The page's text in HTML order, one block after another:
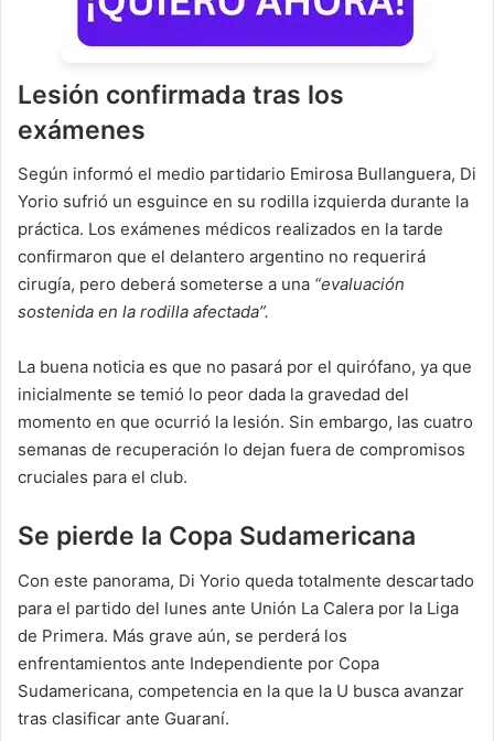
Lesión confirmada tras los
exámenes
Según informó el medio partidario Emirosa Bullanguera, Di
Yorio sufrió un esguince en su rodilla izquierda durante la
práctica. Los exámenes médicos realizados en la tarde
confirmaron que el delantero argentino no requerirá
cirugía, pero deberá someterse a una “evaluación
sostenida en la rodilla afectada”.
La buena noticia es que no pasará por el quirófano, ya que
inicialmente se temió lo peor dada la gravedad del
momento en que ocurrió la lesión. Sin embargo, las cuatro
semanas de recuperación lo dejan fuera de compromisos
cruciales para el club.
Se pierde la Copa Sudamericana
Con este panorama, Di Yorio queda totalmente descartado
para el partido del lunes ante Unión La Calera por la Liga
de Primera. Más grave aún, se perderá los
enfrentamientos ante Independiente por Copa
Sudamericana, competencia en la que la U busca avanzar
tras clasificar ante Guaraní.